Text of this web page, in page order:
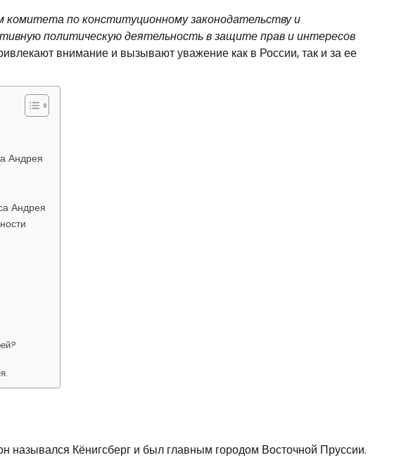
по конституционному законодательству и
политическую деятельность в защите прав и интересов
внимание и вызывают уважение как в России, так и за ее
Андрея
Андрея
назывался Кёнигсберг и был главным городом Восточной Пруссии.